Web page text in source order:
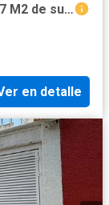
Casa en venta, en Camino Real con 237 M2 de superficie!
en detalle